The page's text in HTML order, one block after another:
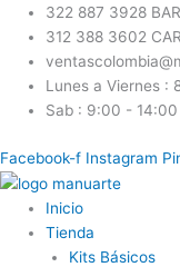
contenido
322 887 3928
312 388 3602
Lunes a Viernes :
Sab : 9:00 - 14:00
Facebook-f Instagram
Inicio
Tienda
Kits Básicos